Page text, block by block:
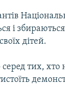
і
дітей.
тих, хто